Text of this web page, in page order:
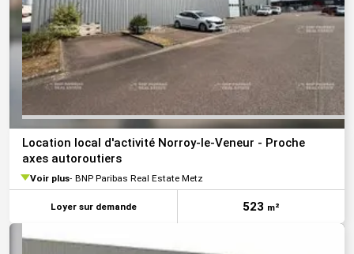
Location local d'activité Norroy-le-Veneur - Proche
axes autoroutiers
Voir plus BNP Paribas Real Estate Metz
Loyer sur demande 523 m²